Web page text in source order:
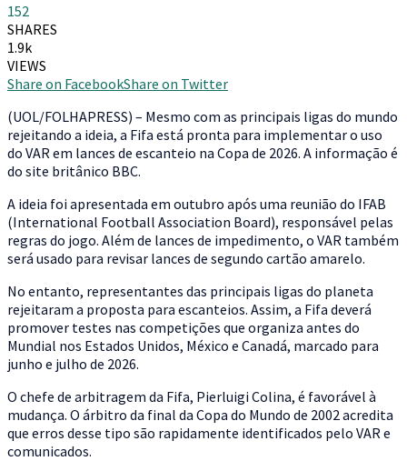
152
SHARES
1.9k
VIEWS
Share on FacebookShare on Twitter
(UOL/FOLHAPRESS) – Mesmo com as principais ligas do mundo
rejeitando a ideia, a Fifa está pronta para implementar o uso
do VAR em lances de escanteio na Copa de 2026. A informação é
do site britânico BBC.
A ideia foi apresentada em outubro após uma reunião do IFAB
(International Football Association Board), responsável pelas
regras do jogo. Além de lances de impedimento, o VAR também
será usado para revisar lances de segundo cartão amarelo.
No entanto, representantes das principais ligas do planeta
rejeitaram a proposta para escanteios. Assim, a Fifa deverá
promover testes nas competições que organiza antes do
Mundial nos Estados Unidos, México e Canadá, marcado para
junho e julho de 2026.
O chefe de arbitragem da Fifa, Pierluigi Colina, é favorável à
mudança. O árbitro da final da Copa do Mundo de 2002 acredita
que erros desse tipo são rapidamente identificados pelo VAR e
comunicados.